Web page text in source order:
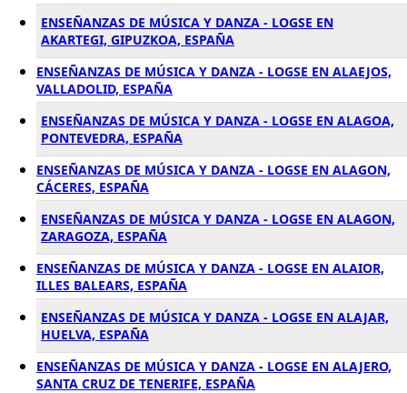
ENSEÑANZAS DE MÚSICA Y DANZA - LOGSE EN
AKARTEGI, GIPUZKOA, ESPAÑA
ENSEÑANZAS DE MÚSICA Y DANZA - LOGSE EN ALAEJOS,
VALLADOLID, ESPAÑA
ENSEÑANZAS DE MÚSICA Y DANZA - LOGSE EN ALAGOA,
PONTEVEDRA, ESPAÑA
ENSEÑANZAS DE MÚSICA Y DANZA - LOGSE EN ALAGON,
CÁCERES, ESPAÑA
ENSEÑANZAS DE MÚSICA Y DANZA - LOGSE EN ALAGON,
ZARAGOZA, ESPAÑA
ENSEÑANZAS DE MÚSICA Y DANZA - LOGSE EN ALAIOR,
ILLES BALEARS, ESPAÑA
ENSEÑANZAS DE MÚSICA Y DANZA - LOGSE EN ALAJAR,
HUELVA, ESPAÑA
ENSEÑANZAS DE MÚSICA Y DANZA - LOGSE EN ALAJERO,
SANTA CRUZ DE TENERIFE, ESPAÑA